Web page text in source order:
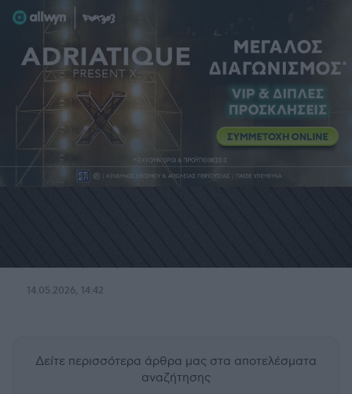
14.05.2026, 14:42
Δείτε περισσότερα άρθρα μας στα αποτελέσματα
αναζήτησης